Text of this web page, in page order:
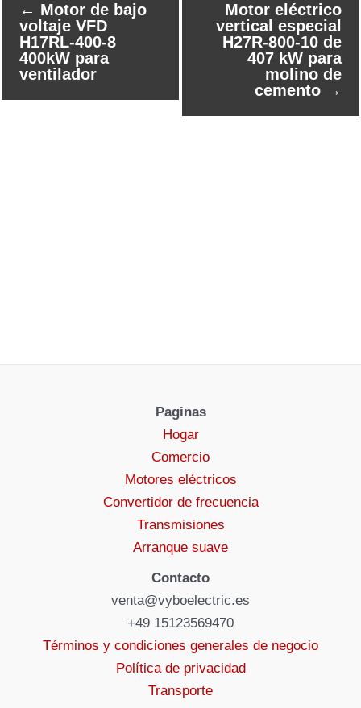
← Motor de bajo
voltaje VFD
H17RL-400-8
400kW para
ventilador
Motor eléctrico
vertical especial
H27R-800-10 de
407 kW para
molino de
cemento →
Paginas
Hogar
Comercio
Motores eléctricos
Convertidor de frecuencia
Transmisiones
Arranque suave
Contacto
venta@vyboelectric.es
+49 15123569470
Términos y condiciones generales de negocio
Política de privacidad
Transporte